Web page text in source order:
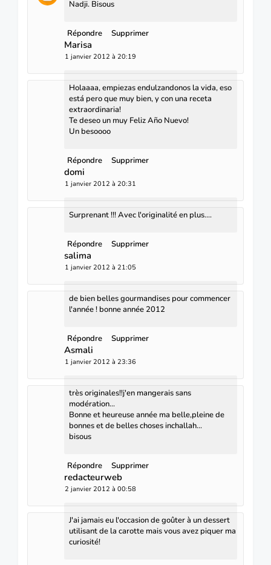
Nadji. Bisous
Répondre Supprimer
Marisa
1 janvier 2012 à 20:19
Holaaaa, empiezas endulzandonos la vida, eso
está pero que muy bien, y con una receta
extraordinaria!
Te deseo un muy Feliz Año Nuevo!
Un besoooo
Répondre Supprimer
domi
1 janvier 2012 à 20:31
Surprenant !!! Avec l'originalité en plus....
Répondre Supprimer
salima
1 janvier 2012 à 21:05
de bien belles gourmandises pour commencer
l'année ! bonne année 2012
Répondre Supprimer
Asmali
1 janvier 2012 à 23:36
très originales!!j'en mangerais sans
modération...
Bonne et heureuse année ma belle,pleine de
bonnes et de belles choses inchallah...
bisous
Répondre Supprimer
redacteurweb
2 janvier 2012 à 00:58
J'ai jamais eu l'occasion de goûter à un dessert
utilisant de la carotte mais vous avez piquer ma
curiosité!